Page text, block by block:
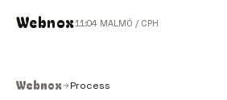
Webnox11 04 MALMÖ / CPH
Webnox Process